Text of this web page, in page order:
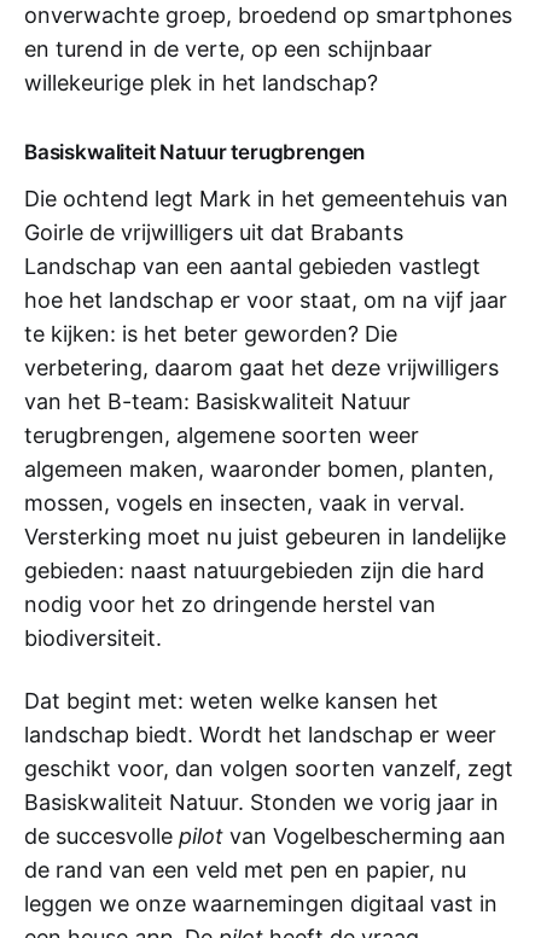
onverwachte groep, broedend op smartphones
en turend in de verte, op een schijnbaar
willekeurige plek in het landschap?
Basiskwaliteit Natuur terugbrengen
Die ochtend legt Mark in het gemeentehuis van
Goirle de vrijwilligers uit dat Brabants
Landschap van een aantal gebieden vastlegt
hoe het landschap er voor staat, om na vijf jaar
te kijken: is het beter geworden? Die
verbetering, daarom gaat het deze vrijwilligers
van het B-team: Basiskwaliteit Natuur
terugbrengen, algemene soorten weer
algemeen maken, waaronder bomen, planten,
mossen, vogels en insecten, vaak in verval.
Versterking moet nu juist gebeuren in landelijke
gebieden: naast natuurgebieden zijn die hard
nodig voor het zo dringende herstel van
biodiversiteit.
Dat begint met: weten welke kansen het
landschap biedt. Wordt het landschap er weer
geschikt voor, dan volgen soorten vanzelf, zegt
Basiskwaliteit Natuur. Stonden we vorig jaar in
de succesvolle pilot van Vogelbescherming aan
de rand van een veld met pen en papier, nu
leggen we onze waarnemingen digitaal vast in